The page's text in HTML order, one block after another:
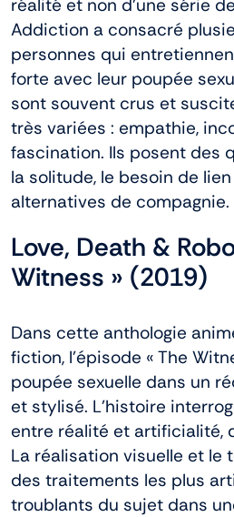
réalité et non d’une série
Addiction a consacré
personnes qui
forte avec leur poupée
sont souvent crus et
très variées : empathie,
fascination. Ils posent des
la solitude, le besoin de
alternatives de compagnie.
Love, Death &
Witness » (2019)
Dans cette anthologie
fiction, l’épisode « The
poupée sexuelle dans un
et stylisé. L’histoire
entre réalité et artificialité,
La réalisation visuelle et le
des traitements les plus
troublants du sujet dans